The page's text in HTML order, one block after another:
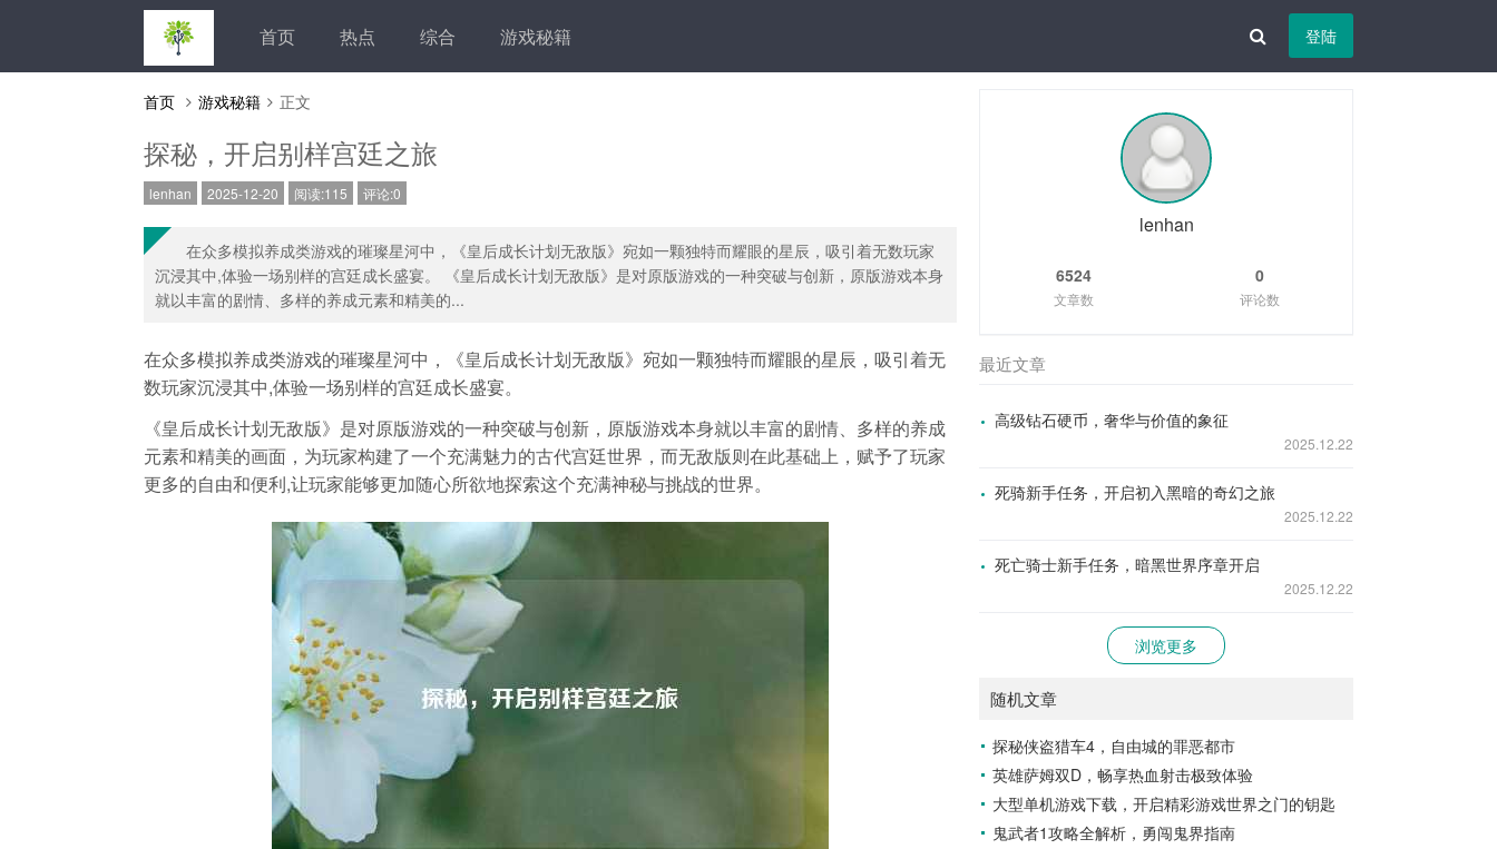
首页 热点 综合 游戏秘籍 登陆
首页 游戏秘籍 正文
探秘，开启别样宫廷之旅
lenhan 2025-12-20 阅读:115 评论:0
在众多模拟养成类游戏的璀璨星河中，《皇后成长计划无敌版》宛如一颗独特而耀眼的星辰，吸引着无数玩家
沉浸其中,体验一场别样的宫廷成长盛宴。 《皇后成长计划无敌版》是对原版游戏的一种突破与创新，原版游戏本身
就以丰富的剧情、多样的养成元素和精美的...
在众多模拟养成类游戏的璀璨星河中，《皇后成长计划无敌版》宛如一颗独特而耀眼的星辰，吸引着无
数玩家沉浸其中,体验一场别样的宫廷成长盛宴。
《皇后成长计划无敌版》是对原版游戏的一种突破与创新，原版游戏本身就以丰富的剧情、多样的养成
元素和精美的画面，为玩家构建了一个充满魅力的古代宫廷世界，而无敌版则在此基础上，赋予了玩家
更多的自由和便利,让玩家能够更加随心所欲地探索这个充满神秘与挑战的世界。
lenhan
6524
文章数
0
评论数
最近文章
高级钻石硬币，奢华与价值的象征
2025.12.22
死骑新手任务，开启初入黑暗的奇幻之旅
2025.12.22
死亡骑士新手任务，暗黑世界序章开启
2025.12.22
浏览更多
随机文章
探秘侠盗猎车4，自由城的罪恶都市
英雄萨姆双D，畅享热血射击极致体验
大型单机游戏下载，开启精彩游戏世界之门的钥匙
鬼武者1攻略全解析，勇闯鬼界指南